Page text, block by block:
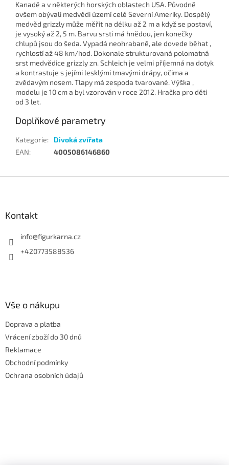
Kanadě a v některých horských oblastech USA. Původně
ovšem obývali medvědi území celé Severní Ameriky. Dospělý
medvěd grizzly může měřit na délku až 2 m a když se postaví,
je vysoký až 2, 5 m. Barvu srsti má hnědou, jen konečky
chlupů jsou do šeda. Vypadá neohrabaně, ale dovede běhat ,
rychlostí až 48 km/hod. Dokonale strukturovaná polomatná
srst medvědice grizzly zn. Schleich je velmi příjemná na dotyk
a kontrastuje s jejími lesklými tmavými drápy, očima a
zvědavým nosem. Tlapy má zespoda tvarované. Výška ,
modelu je 10 cm a byl vzorován v roce 2012. Hračka pro děti
od 3 let.
Doplňkové parametry
Kategorie:
Divoká zvířata
EAN: 4005086146860
Kontakt
info@figurkarna.cz
+420773588536
Vše o nákupu
Doprava a platba
Vrácení zboží do 30 dnů
Reklamace
Obchodní podmínky
Ochrana osobních údajů